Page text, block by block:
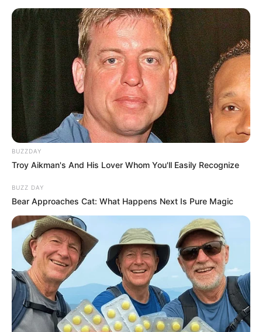
BUZZDAY
Troy Aikman's And His Lover Whom You'll Easily Recognize
BUZZ DAY
Bear Approaches Cat: What Happens Next Is Pure Magic